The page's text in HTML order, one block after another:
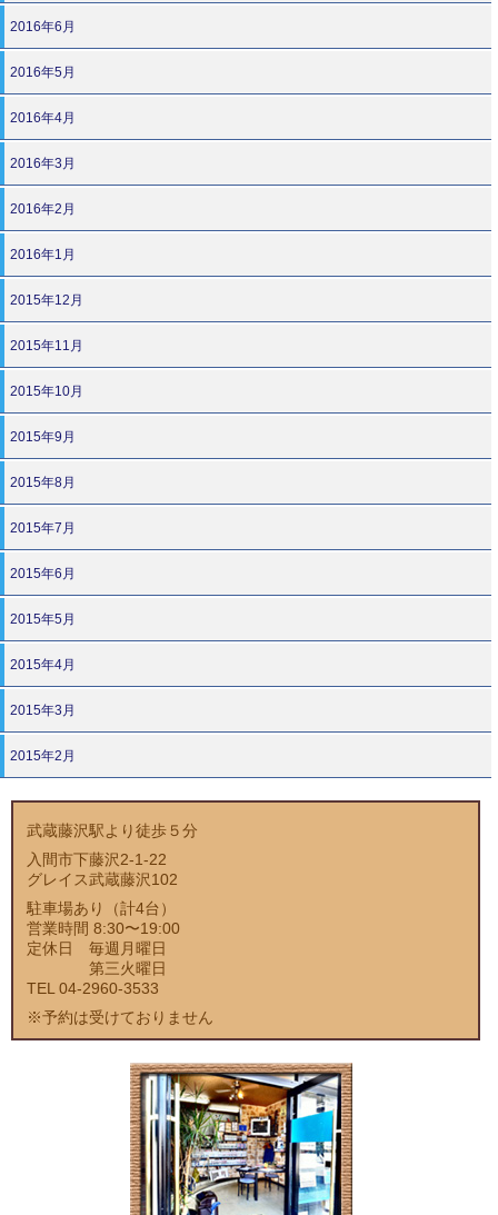
2016年6月
2016年5月
2016年4月
2016年3月
2016年2月
2016年1月
2015年12月
2015年11月
2015年10月
2015年9月
2015年8月
2015年7月
2015年6月
2015年5月
2015年4月
2015年3月
2015年2月
武蔵藤沢駅より徒歩５分
入間市下藤沢2-1-22
グレイス武蔵藤沢102
駐車場あり（計4台）
営業時間 8:30〜19:00
定休日 毎週月曜日
第三火曜日
TEL 04-2960-3533
※予約は受けておりません